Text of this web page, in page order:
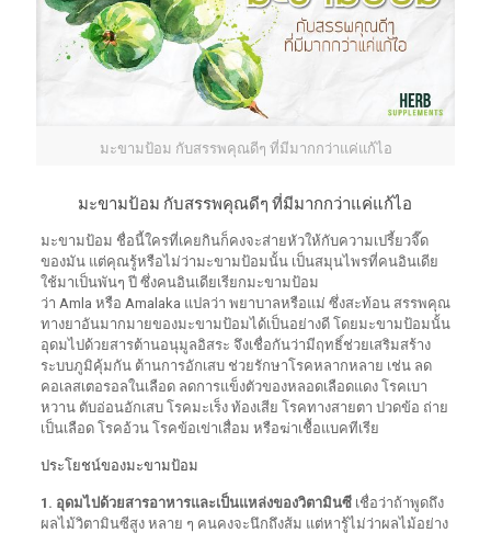
มะขามป้อม กับสรรพคุณดีๆ ที่มีมากกว่าแค่แก้ไอ
มะขามป้อม กับสรรพคุณดีๆ ที่มีมากกว่าแค่แก้ไอ
มะขามป้อม ชื่อนี้ใครที่เคยกินก็คงจะส่ายหัวให้กับความเปรี้ยวจี๊ด
ของมัน แต่คุณรู้หรือไม่ว่ามะขามป้อมนั้น เป็นสมุนไพรที่คนอินเดีย
ใช้มาเป็นพันๆ ปี ซึ่งคนอินเดียเรียกมะขามป้อม
ว่า Amla หรือ Amalaka แปลว่า พยาบาลหรือแม่ ซึ่งสะท้อน สรรพคุณ
ทางยาอันมากมายของมะขามป้อมได้เป็นอย่างดี โดยมะขามป้อมนั้น
อุดมไปด้วยสารต้านอนุมูลอิสระ จึงเชื่อกันว่ามีฤทธิ์ช่วยเสริมสร้าง
ระบบภูมิคุ้มกัน ต้านการอักเสบ ช่วยรักษาโรคหลากหลาย เช่น ลด
คอเลสเตอรอลในเลือด ลดการแข็งตัวของหลอดเลือดแดง โรคเบา
หวาน ตับอ่อนอักเสบ โรคมะเร็ง ท้องเสีย โรคทางสายตา ปวดข้อ ถ่าย
เป็นเลือด โรคอ้วน โรคข้อเข่าเสื่อม หรือฆ่าเชื้อแบคทีเรีย
ประโยชน์ของมะขามป้อม
1. อุดมไปด้วยสารอาหารและเป็นแหล่งของวิตามินซี เชื่อว่าถ้าพูดถึง
ผลไม้วิตามินซีสูง หลาย ๆ คนคงจะนึกถึงส้ม แต่หารู้ไม่ว่าผลไม้อย่าง